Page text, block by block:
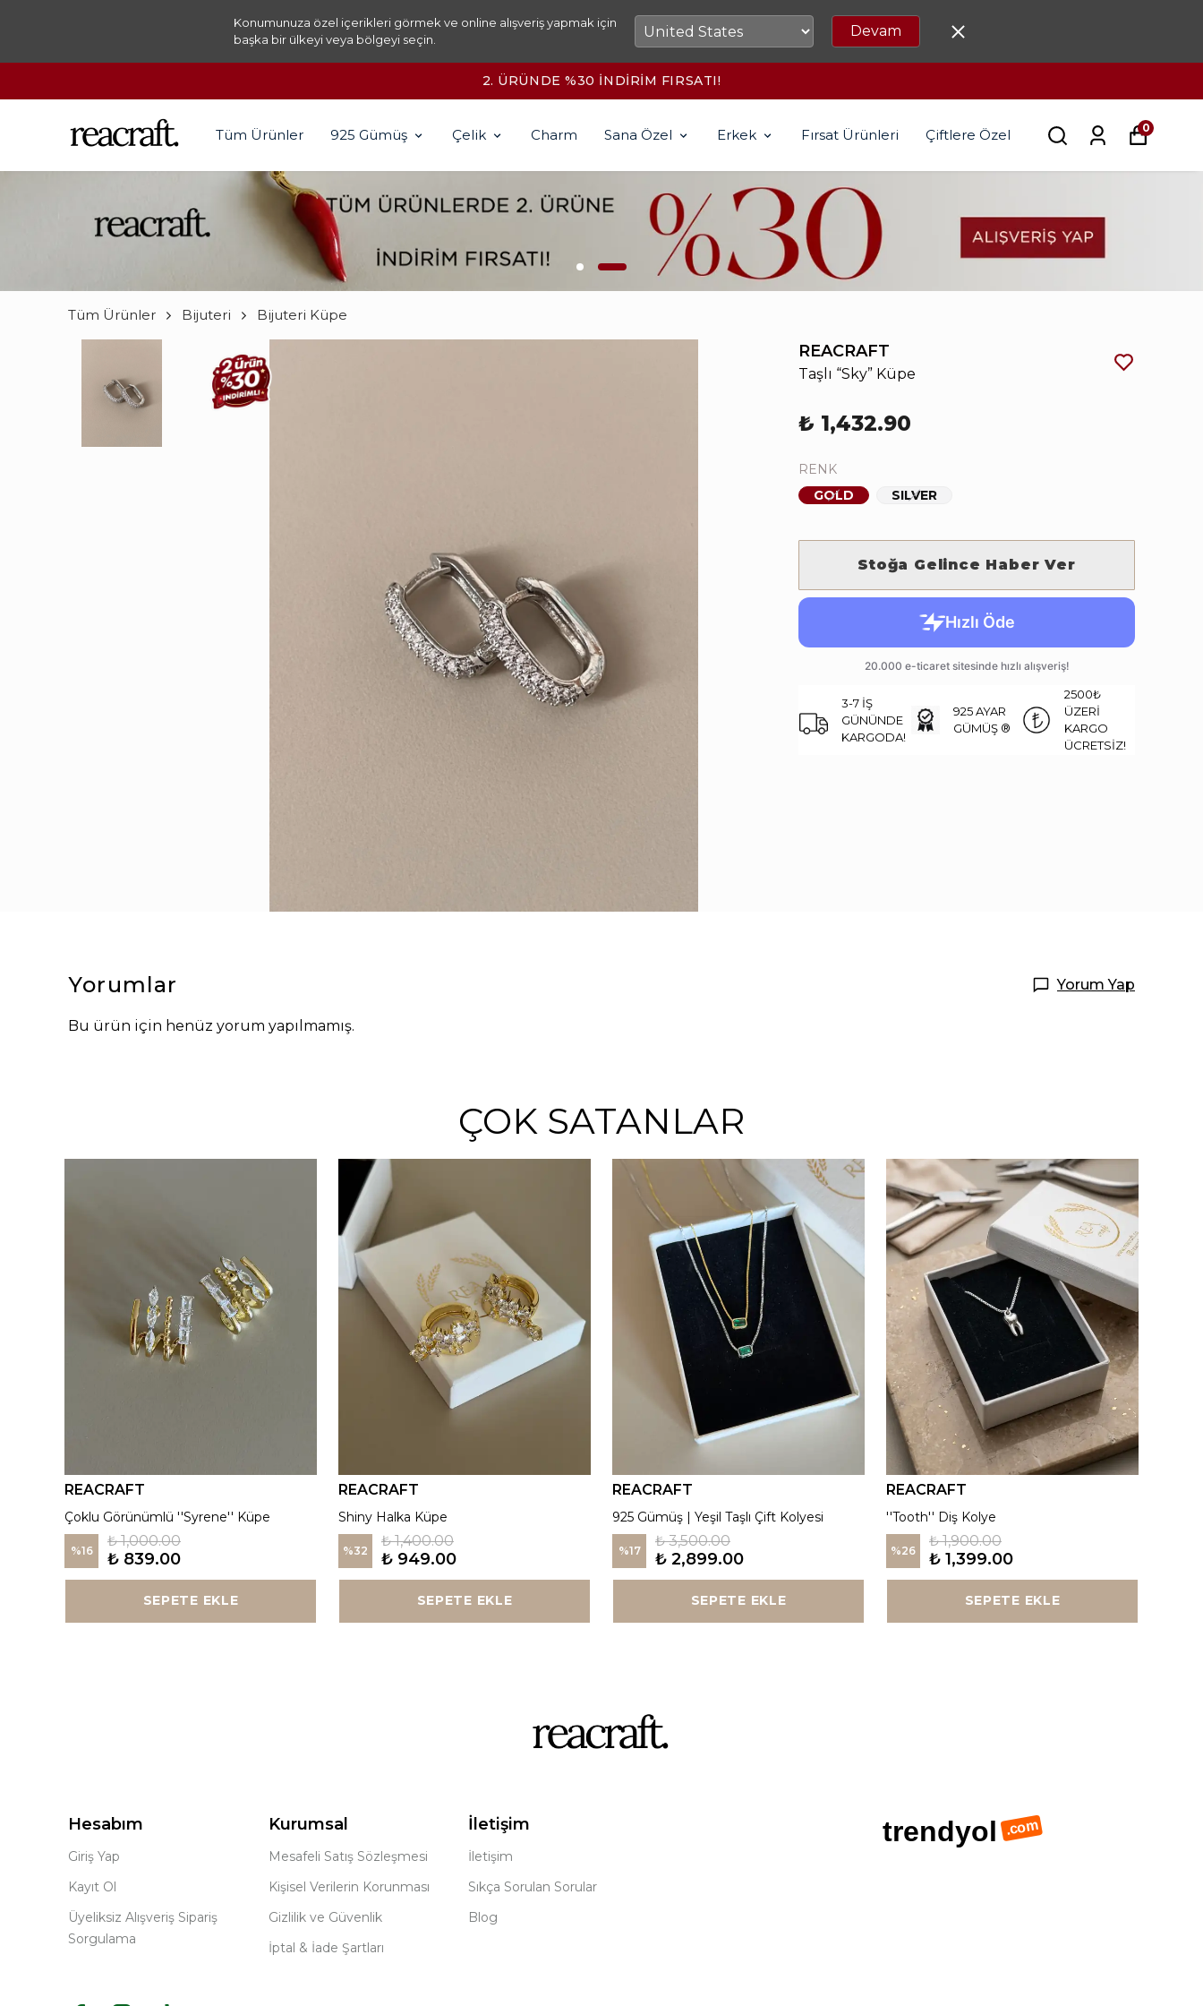
Konumunuza özel içerikleri görmek ve online alışveriş yapmak için
başka bir ülkeyi veya bölgeyi seçin.
Devam
2. ÜRÜNDE %30 İNDİRİM FIRSATI!
Tüm Ürünler 925 Gümüş Çelik Charm Sana Özel Erkek Fırsat Ürünleri Çiftlere Özel 0
Tüm Ürünler Bijuteri Bijuteri Küpe
REACRAFT
Taşlı “Sky” Küpe
₺ 1,432.90
RENK
GOLD
SILVER
Stoğa Gelince Haber Ver
3-7 İŞ
GÜNÜNDE
KARGODA!
925 AYAR
GÜMÜŞ ®
2500₺
ÜZERİ
KARGO
ÜCRETSİZ!
Yorumlar Yorum Yap
Bu ürün için henüz yorum yapılmamış.
ÇOK SATANLAR
REACRAFT
Çoklu Görünümlü ''Syrene'' Küpe
%16
₺ 1,000.00
₺ 839.00
SEPETE EKLE
REACRAFT
Shiny Halka Küpe
%32
₺ 1,400.00
₺ 949.00
SEPETE EKLE
REACRAFT
925 Gümüş | Yeşil Taşlı Çift Kolyesi
%17
₺ 3,500.00
₺ 2,899.00
SEPETE EKLE
REACRAFT
''Tooth'' Diş Kolye
%26
₺ 1,900.00
₺ 1,399.00
SEPETE EKLE
Hesabım
Giriş Yap
Kayıt Ol
Üyeliksiz Alışveriş Sipariş
Sorgulama
Kurumsal
Mesafeli Satış Sözleşmesi
Kişisel Verilerin Korunması
Gizlilik ve Güvenlik
İptal & İade Şartları
İletişim
İletişim
Sıkça Sorulan Sorular
Blog
trendyol .com